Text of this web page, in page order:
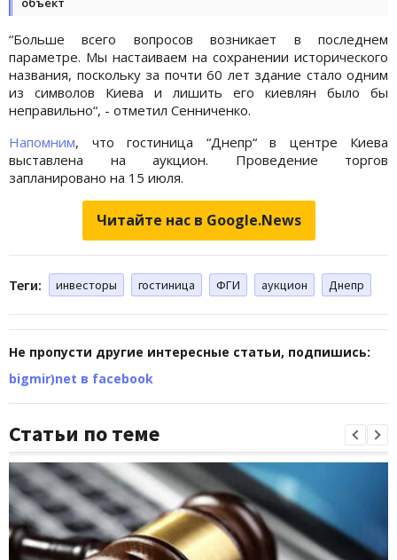
“Больше всего вопросов возникает в последнем
параметре. Мы настаиваем на сохранении исторического
названия, поскольку за почти 60 лет здание стало одним
из символов Киева и лишить его киевлян было бы
неправильно“, - отметил Сенниченко.
Напомним, что гостиница “Днепр“ в центре Киева
выставлена на аукцион. Проведение торгов
запланировано на 15 июля.
Читайте нас в Google.News
Теги: инвесторы гостиница ФГИ аукцион Днепр
Не пропусти другие интересные статьи, подпишись:
bigmir)net в facebook
Статьи по теме